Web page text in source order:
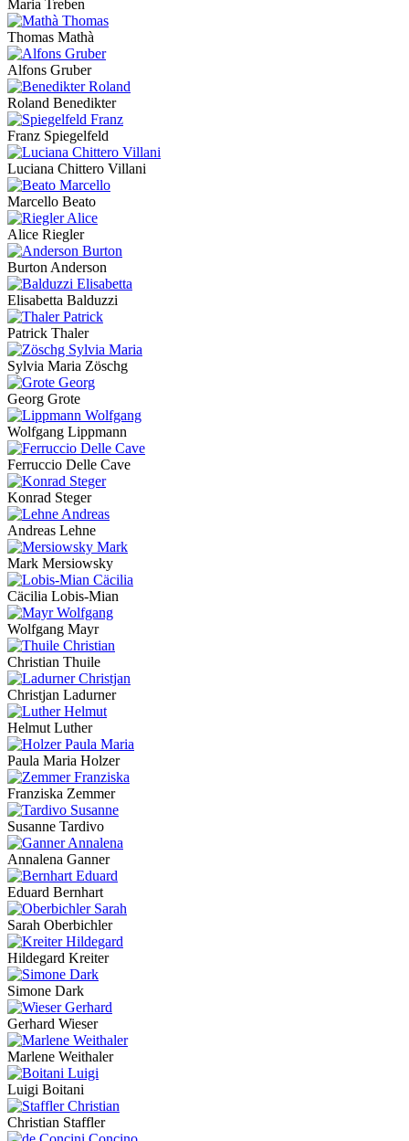
Maria Treben
Thomas Mathà
Alfons Gruber
Roland Benedikter
Franz Spiegelfeld
Luciana Chittero Villani
Marcello Beato
Alice Riegler
Burton Anderson
Elisabetta Balduzzi
Patrick Thaler
Sylvia Maria Zöschg
Georg Grote
Wolfgang Lippmann
Ferruccio Delle Cave
Konrad Steger
Andreas Lehne
Mark Mersiowsky
Cäcilia Lobis-Mian
Wolfgang Mayr
Christian Thuile
Christjan Ladurner
Helmut Luther
Paula Maria Holzer
Franziska Zemmer
Susanne Tardivo
Annalena Ganner
Eduard Bernhart
Sarah Oberbichler
Hildegard Kreiter
Simone Dark
Gerhard Wieser
Marlene Weithaler
Luigi Boitani
Christian Staffler